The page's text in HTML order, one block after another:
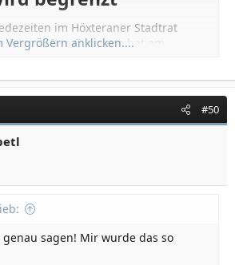
im Höxteraner Stadtrat
Das Gremium hat am
gilt eine Beschränkung auf drei
Vergrößern anklicken....
#50
sagen! Mir wurde das so